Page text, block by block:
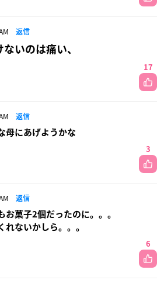
返信
いのは痛い、
17
返信
母にあげようかな
3
返信
お菓子2個だったのに。。。
れないかしら。。。
6